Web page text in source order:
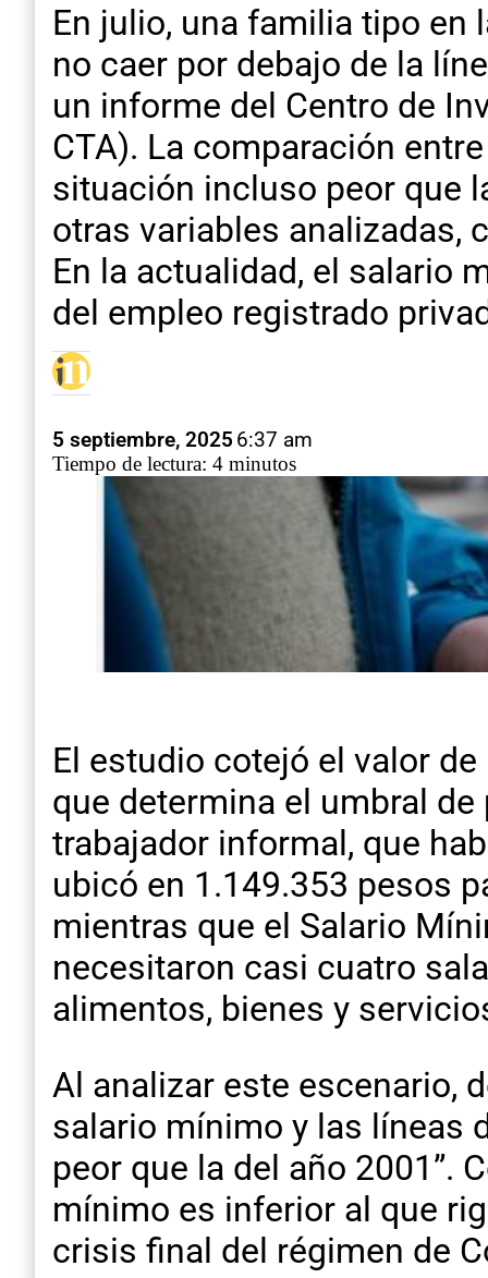
En julio, una familia tipo
no caer por debajo de la
un informe del Centro de
CTA). La comparación
situación incluso peor que
otras variables analizadas,
En la actualidad, el salario
del empleo registrado
5 septiembre, 2025 6:37 am
Tiempo de lectura: 4 minutos
El estudio cotejó el valor
que determina el umbral
trabajador informal, que
ubicó en 1.149.353 pesos
mientras que el Salario
necesitaron casi cuatro
alimentos, bienes y
Al analizar este escenario,
salario mínimo y las líneas
peor que la del año 2001”.
mínimo es inferior al que
crisis final del régimen de